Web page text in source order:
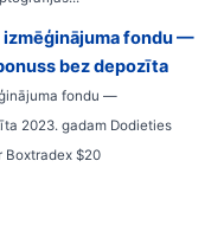
fondu —
bez depozīta
fondu —
2023. gadam Dodieties
Boxtradex $20